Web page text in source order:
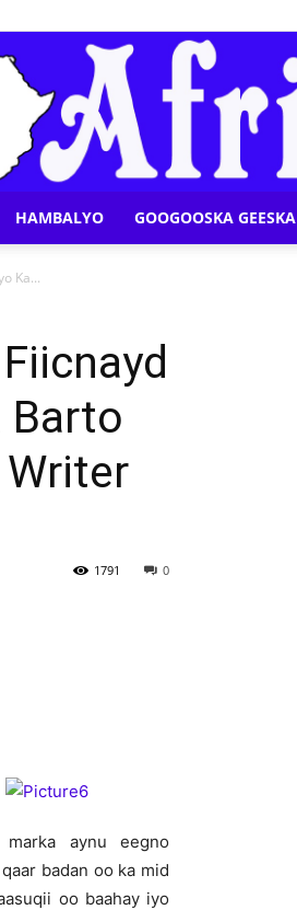
Afrika
HAMBALYO GOOGOOSKA GEESKA
Ka...
Barto
0
1791
aynu eegno
badan oo ka mid
oo baahay iyo